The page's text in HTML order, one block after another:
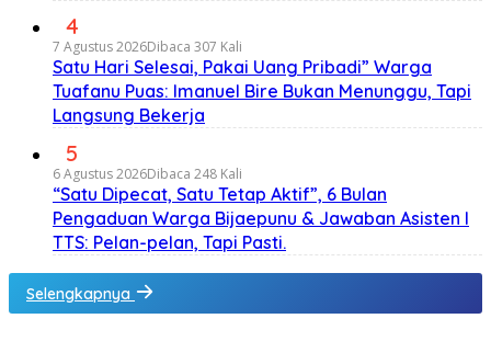
4
7 Agustus 2026Dibaca 307 Kali
Satu Hari Selesai, Pakai Uang Pribadi” Warga
Tuafanu Puas: Imanuel Bire Bukan Menunggu, Tapi
Langsung Bekerja
5
6 Agustus 2026Dibaca 248 Kali
“Satu Dipecat, Satu Tetap Aktif”, 6 Bulan
Pengaduan Warga Bijaepunu & Jawaban Asisten I
TTS: Pelan-pelan, Tapi Pasti.
Selengkapnya